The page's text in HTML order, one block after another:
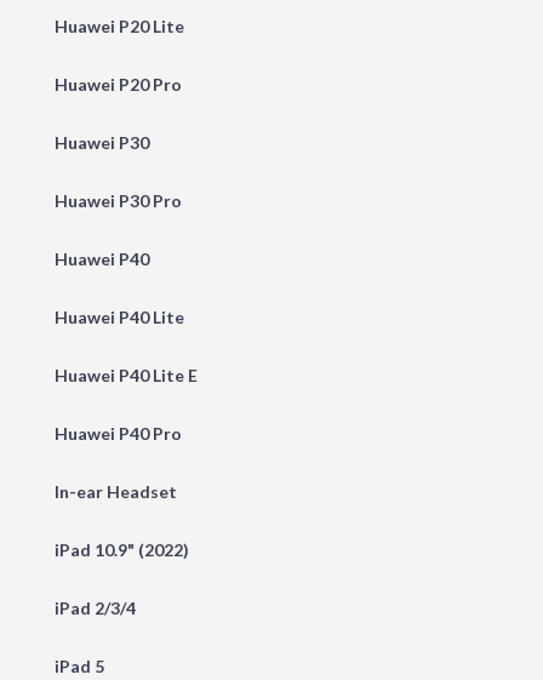
Huawei P20 Lite
Huawei P20 Pro
Huawei P30
Huawei P30 Pro
Huawei P40
Huawei P40 Lite
Huawei P40 Lite E
Huawei P40 Pro
In-ear Headset
iPad 10.9" (2022)
iPad 2/3/4
iPad 5